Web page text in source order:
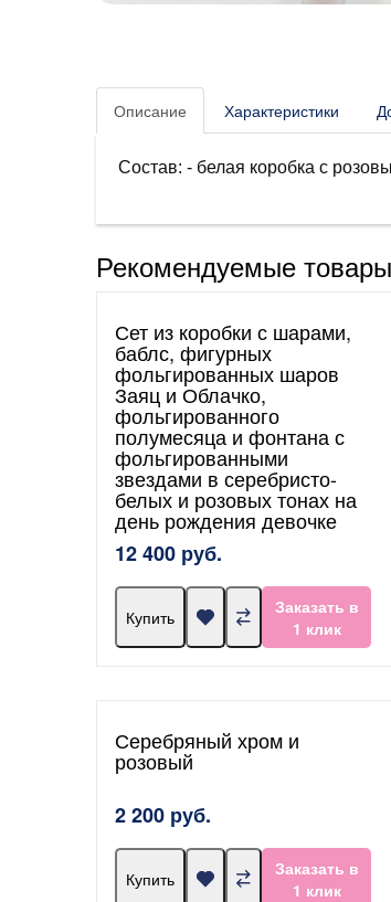
Описание Характеристики
Состав: - белая коробка с
Рекомендуемые товары
Сет из коробки с шарами,
баблс, фигурных
фольгированных шаров
Заяц и Облачко,
фольгированного
полумесяца и фонтана с
фольгированными
звездами в серебристо-
белых и розовых тонах на
день рождения девочке
12 400 руб.
Купить
Заказать в
1 клик
Серебряный хром и
розовый
2 200 руб.
Купить
Заказать в
1 клик